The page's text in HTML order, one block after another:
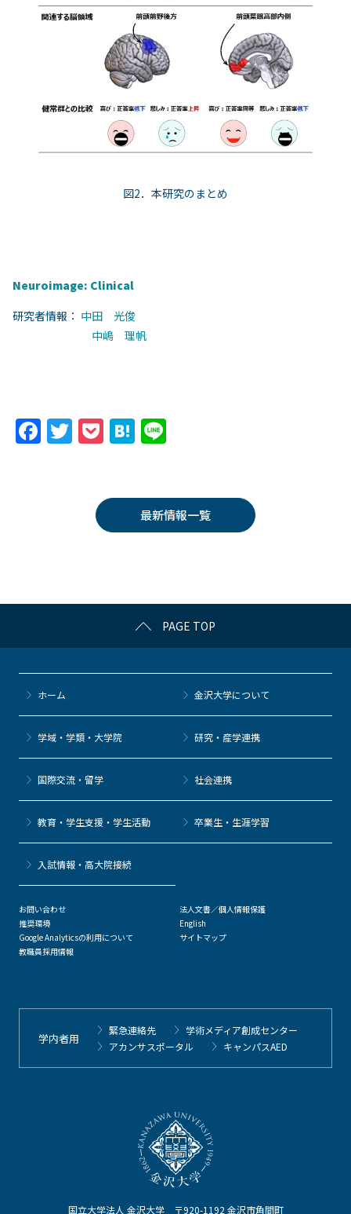
図2．本研究のまとめ
Neuroimage: Clinical
研究者情報： 中田 光俊
中嶋 理帆
F
k
T
er
P
k
et
H
n
a
最新情報一覧
PAGE TOP
国立大学法人 金沢大学 〒920-1192 金沢市角間町
ホーム 金沢大学について
学域・学類・大学院 研究・産学連携
国際交流・留学 社会連携
教育・学生支援・学生活動 卒業生・生涯学習
⼊試情報・高大院接続
お問い合わせ
推奨環境
Google Analyticsの利用について
教職員採用情報
法人文書／個人情報保護
English
サイトマップ
学内者用
緊急連絡先
学術メディア創成センター
アカンサスポータル
キャンパスAED